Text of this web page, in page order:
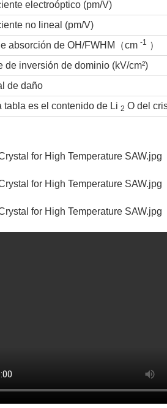
electroóptico (pm/V)
no lineal (pm/V)
absorción de OH/FWHM（cm -1 ）
de inversión de dominio (kV/cm²)
de daño
tabla es el contenido de Li 2 O del